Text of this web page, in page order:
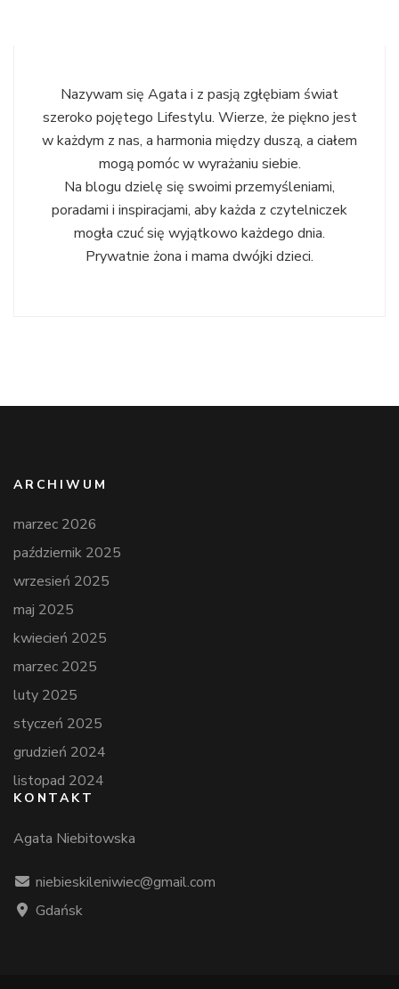
Nazywam się Agata i z pasją zgłębiam świat
szeroko pojętego Lifestylu. Wierze, że piękno jest
w każdym z nas, a harmonia między duszą, a ciałem
mogą pomóc w wyrażaniu siebie.
Na blogu dzielę się swoimi przemyśleniami,
poradami i inspiracjami, aby każda z czytelniczek
mogła czuć się wyjątkowo każdego dnia.
Prywatnie żona i mama dwójki dzieci.
ARCHIWUM
marzec 2026
październik 2025
wrzesień 2025
maj 2025
kwiecień 2025
marzec 2025
luty 2025
styczeń 2025
grudzień 2024
listopad 2024
KONTAKT
Agata Niebitowska
niebieskileniwiec@gmail.com
Gdańsk